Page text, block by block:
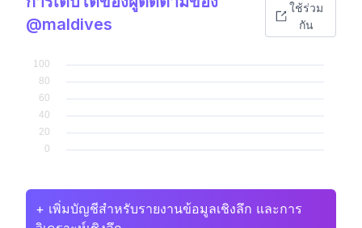
@maldives
ใช้ร่วม
กัน
+ เพิ่มบัญชีสำหรับรายงานข้อมูลเชิงลึก และการ